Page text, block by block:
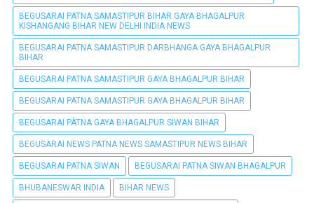
BEGUSARAI PATNA SAMASTIPUR BIHAR GAYA BHAGALPUR
KISHANGANG BIHAR NEW DELHI INDIA NEWS
BEGUSARAI PATNA SAMASTIPUR DARBHANGA GAYA BHAGALPUR
BIHAR
BEGUSARAI PATNA SAMASTIPUR GAYA BHAGALPUR BIHAR
BEGUSARAI PATNA SAMASTIPUR GAYA BHAGALPUR BIHAR
BEGUSARAI PÀTNA GAYA BHAGALPUR SIWAN BIHAR
BEGUSARAI NEWS PATNA NEWS SAMASTIPUR NEWS BIHAR
BEGUSARAI PATNA SIWAN BEGUSARAI PATNA SIWAN BHAGALPUR
BHUBANESWAR INDIA BIHAR NEWS